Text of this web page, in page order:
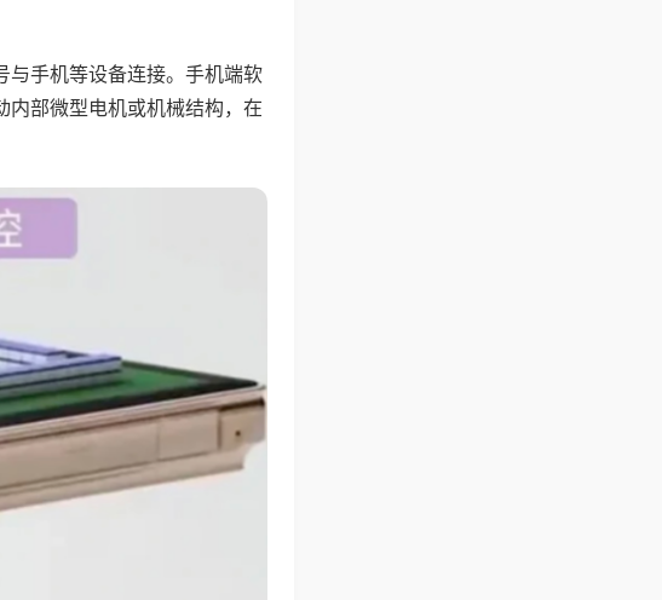
与手机等设备连接。手机端软
内部微型电机或机械结构，在